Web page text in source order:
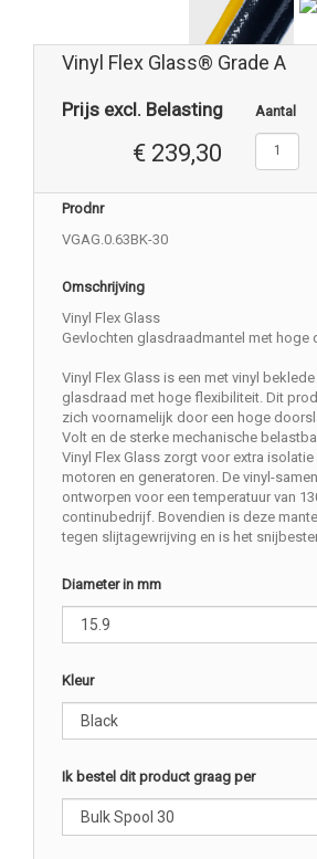
Vinyl Flex Glass® Grade A
Prijs excl. Belasting
€ 239,30
Aantal
Prodnr
VGAG.0.63BK-30
Omschrijving
Vinyl Flex Glass
Gevlochten glasdraadmantel met hoge
Vinyl Flex Glass is een met vinyl
glasdraad met hoge flexibiliteit. Dit
zich voornamelijk door een hoge
Volt en de sterke mechanische
Vinyl Flex Glass zorgt voor extra
motoren en generatoren. De vinyl-
ontworpen voor een temperatuur van
continubedrijf. Bovendien is deze
tegen slijtagewrijving en is het
Diameter in mm
Kleur
Ik bestel dit product graag per